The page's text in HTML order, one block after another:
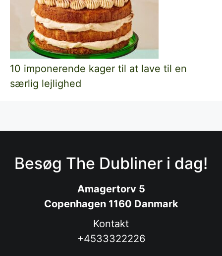
10 imponerende kager til at lave til en
særlig lejlighed
Besøg The Dubliner i dag!
Amagertorv 5
Copenhagen 1160 Danmark
Kontakt
+4533322226